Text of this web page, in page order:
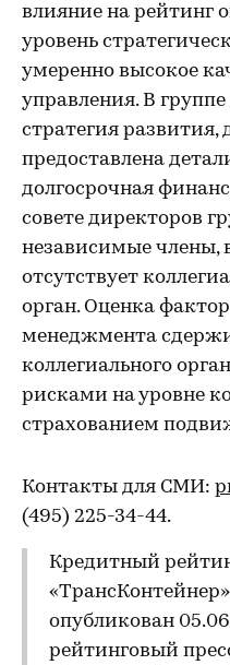
влияние на рейтинг
уровень
умеренно высокое
управления. В
стратегия развития,
предоставлена
долгосрочная
совете директоров
независимые члены,
отсутствует
орган. Оценка
менеджмента
коллегиального
рисками на уровне
страхованием
Контакты для СМИ:
(495) 225-34-44.
Кредитный
опубликован
рейтинговый